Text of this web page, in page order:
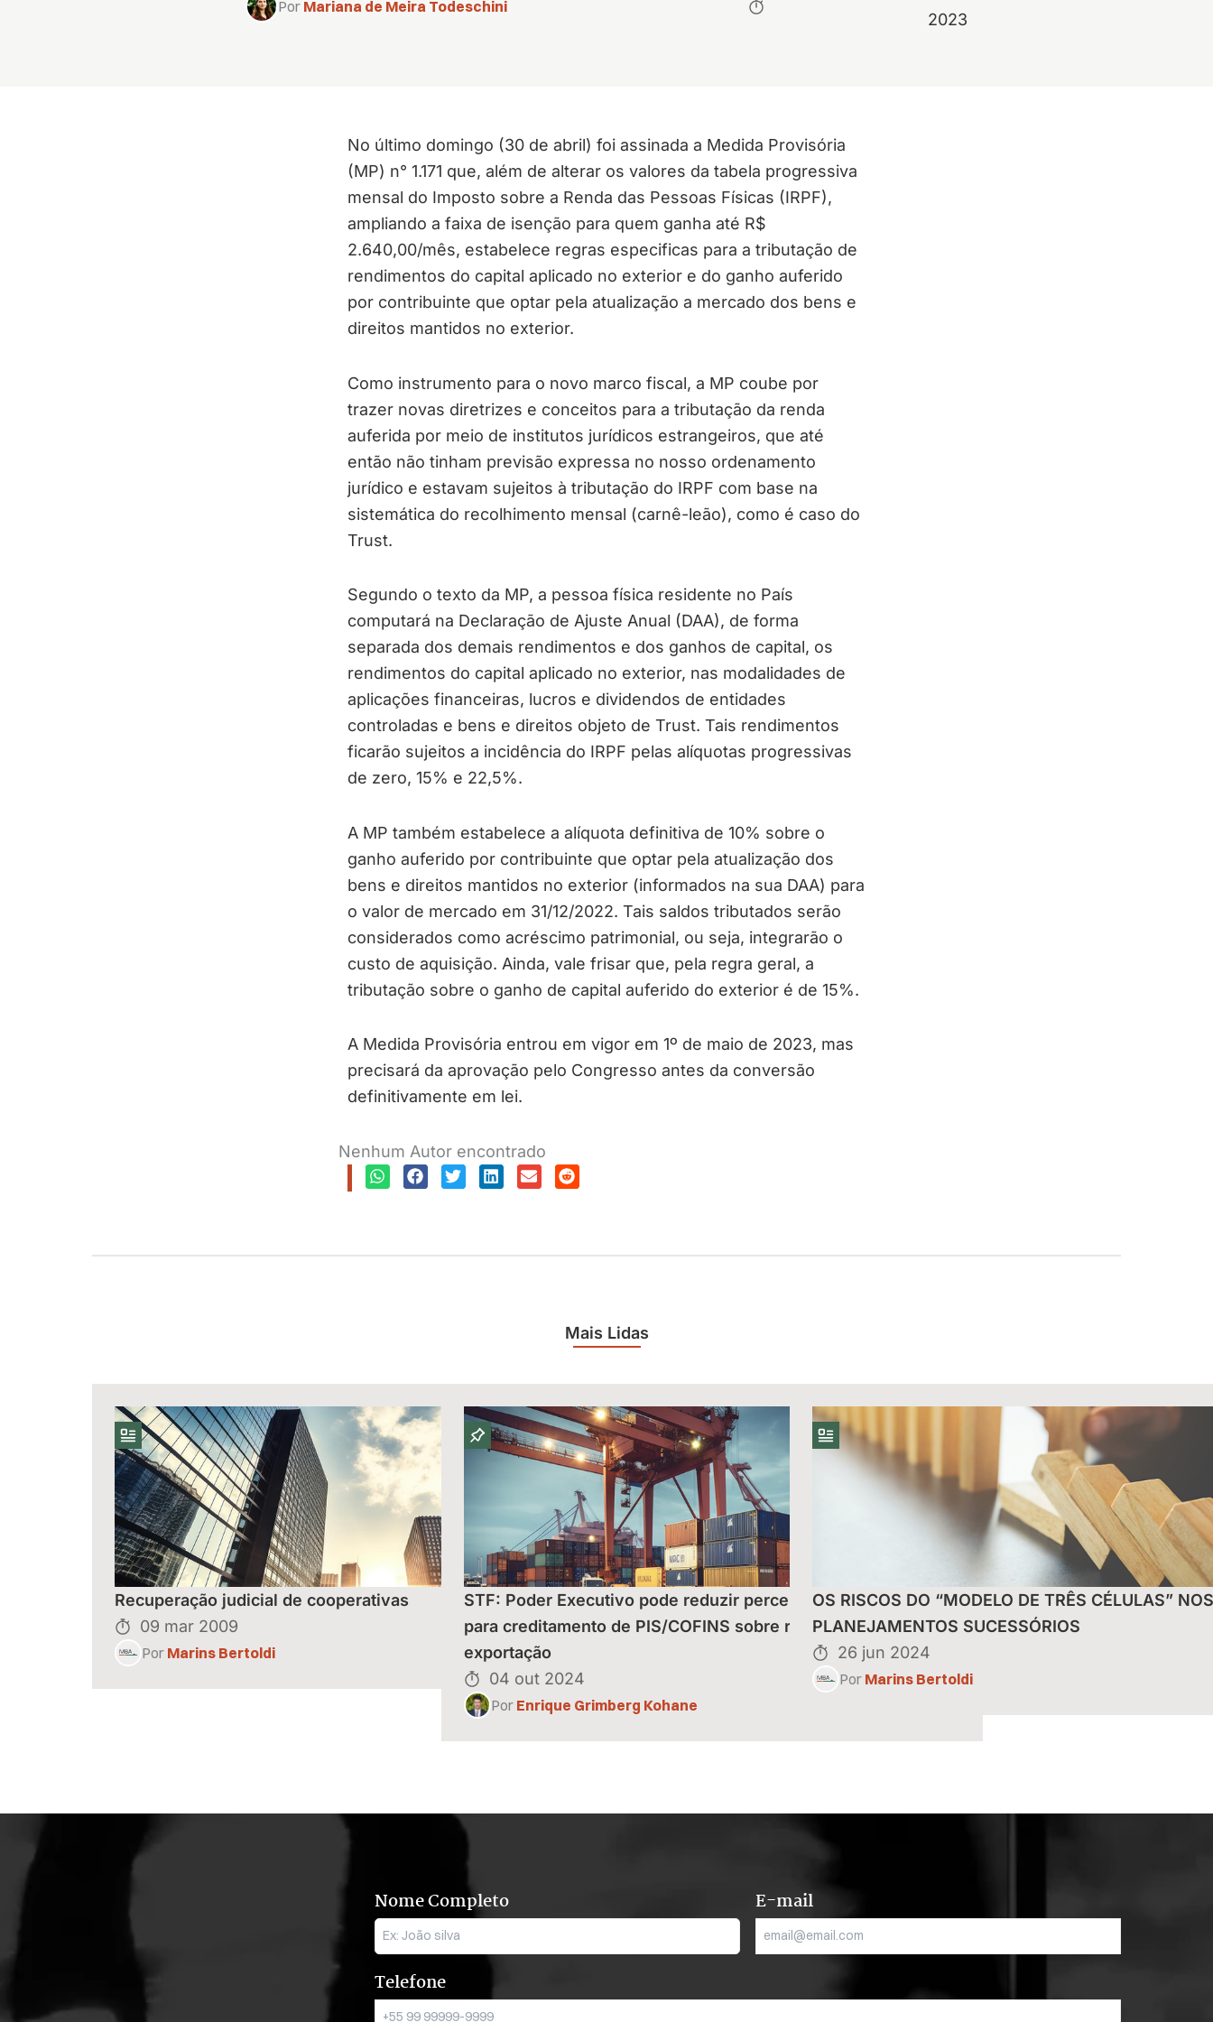
Por Mariana de Meira Todeschini
2023
No último domingo (30 de abril) foi assinada a Medida Provisória
(MP) n° 1.171 que, além de alterar os valores da tabela progressiva
mensal do Imposto sobre a Renda das Pessoas Físicas (IRPF),
ampliando a faixa de isenção para quem ganha até R$
2.640,00/mês, estabelece regras especificas para a tributação de
rendimentos do capital aplicado no exterior e do ganho auferido
por contribuinte que optar pela atualização a mercado dos bens e
direitos mantidos no exterior.
Como instrumento para o novo marco fiscal, a MP coube por
trazer novas diretrizes e conceitos para a tributação da renda
auferida por meio de institutos jurídicos estrangeiros, que até
então não tinham previsão expressa no nosso ordenamento
jurídico e estavam sujeitos à tributação do IRPF com base na
sistemática do recolhimento mensal (carnê-leão), como é caso do
Trust.
Segundo o texto da MP, a pessoa física residente no País
computará na Declaração de Ajuste Anual (DAA), de forma
separada dos demais rendimentos e dos ganhos de capital, os
rendimentos do capital aplicado no exterior, nas modalidades de
aplicações financeiras, lucros e dividendos de entidades
controladas e bens e direitos objeto de Trust. Tais rendimentos
ficarão sujeitos a incidência do IRPF pelas alíquotas progressivas
de zero, 15% e 22,5%.
A MP também estabelece a alíquota definitiva de 10% sobre o
ganho auferido por contribuinte que optar pela atualização dos
bens e direitos mantidos no exterior (informados na sua DAA) para
o valor de mercado em 31/12/2022. Tais saldos tributados serão
considerados como acréscimo patrimonial, ou seja, integrarão o
custo de aquisição. Ainda, vale frisar que, pela regra geral, a
tributação sobre o ganho de capital auferido do exterior é de 15%.
A Medida Provisória entrou em vigor em 1º de maio de 2023, mas
precisará da aprovação pelo Congresso antes da conversão
definitivamente em lei.
Nenhum Autor encontrado
Mais Lidas
Recuperação judicial de cooperativas
09 mar 2009
Por Marins Bertoldi
STF: Poder Executivo pode reduzir percentuais do Reintegra
para creditamento de PIS/COFINS sobre receitas de
exportação
04 out 2024
Por Enrique Grimberg Kohane
OS RISCOS DO “MODELO DE TRÊS CÉLULAS”
PLANEJAMENTOS SUCESSÓRIOS
26 jun 2024
Por Marins Bertoldi
Nome Completo E-mail
Telefone